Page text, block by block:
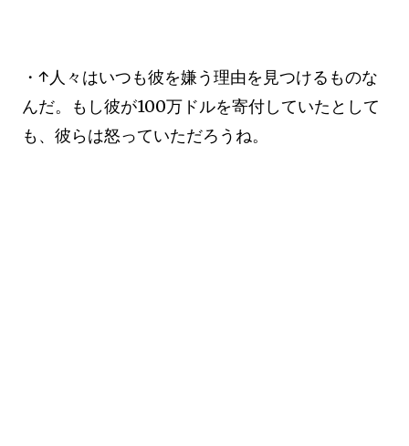
・↑人々はいつも彼を嫌う理由を見つけるものな
んだ。もし彼が100万ドルを寄付していたとして
も、彼らは怒っていただろうね。